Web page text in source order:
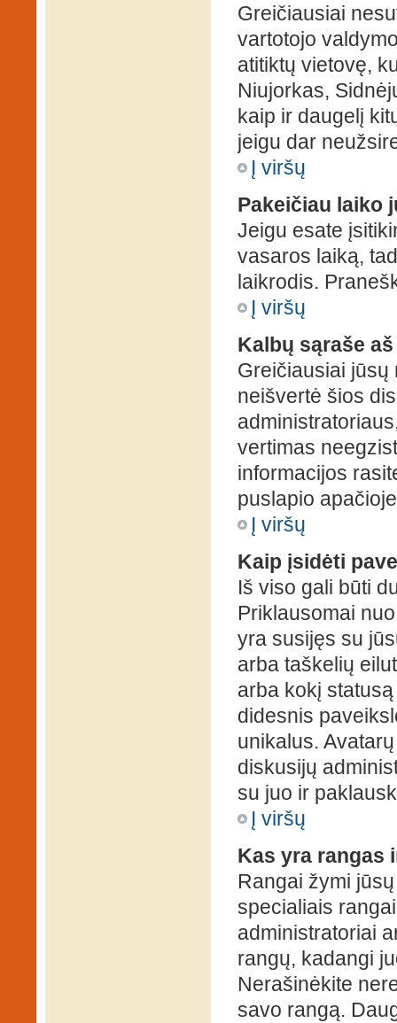
Greičiausiai
vartotojo
atitiktų vietovę,
Niujorkas,
kaip ir daugelį
jeigu dar
Į viršų
Pakeičiau laiko
Jeigu esate
vasaros laiką,
laikrodis.
Į viršų
Kalbų sąraše
Greičiausiai jūsų
neišvertė šios
vertimas
informacijos
puslapio
Į viršų
Kaip įsidėti
Iš viso gali būti
Priklausomai
yra susijęs su
arba taškelių
arba kokį
didesnis
unikalus.
diskusijų
su juo ir
Į viršų
Kas yra rangas
Rangai žymi
specialiais
administratoriai
rangų, kadangi
Nerašinėkite
savo rangą.